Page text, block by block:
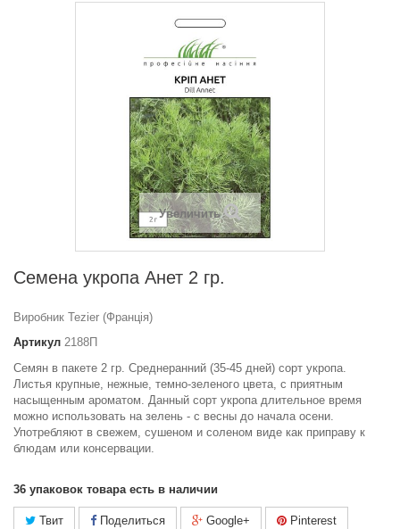
Увеличить
Семена укропа Анет 2 гр.
Виробник Tezier (Франція)
Артикул 2188П
Семян в пакете 2 гр. Среднеранний (35-45 дней) сорт укропа.
Листья крупные, нежные, темно-зеленого цвета, с приятным
насыщенным ароматом. Данный сорт укропа длительное время
можно использовать на зелень - с весны до начала осени.
Употребляют в свежем, сушеном и соленом виде как приправу к
блюдам или консервации.
36 упаковок товара есть в наличии
Твит Поделиться Google+ Pinterest